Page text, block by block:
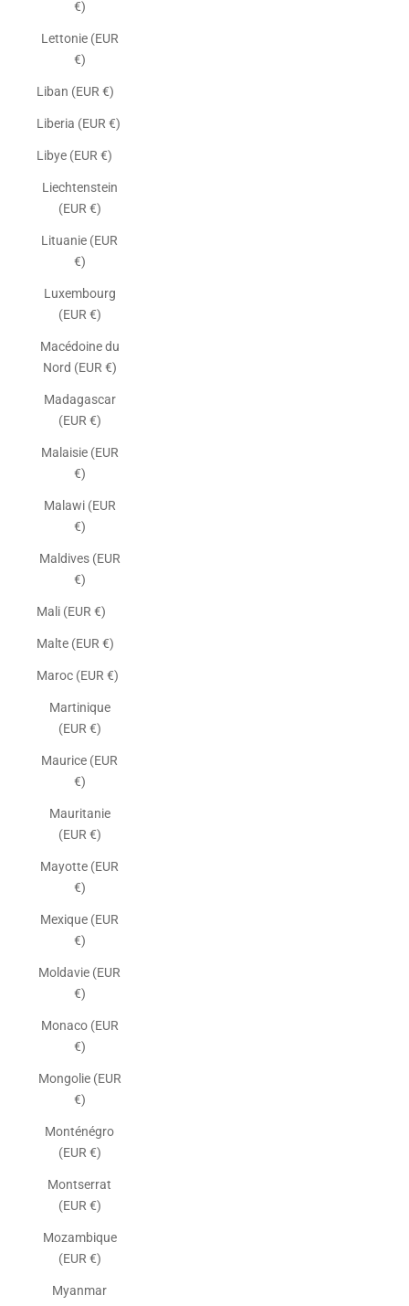
€)
Lettonie (EUR
€)
Liban (EUR €)
Liberia (EUR €)
Libye (EUR €)
Liechtenstein
(EUR €)
Lituanie (EUR
€)
Luxembourg
(EUR €)
Macédoine du
Nord (EUR €)
Madagascar
(EUR €)
Malaisie (EUR
€)
Malawi (EUR
€)
Maldives (EUR
€)
Mali (EUR €)
Malte (EUR €)
Maroc (EUR €)
Martinique
(EUR €)
Maurice (EUR
€)
Mauritanie
(EUR €)
Mayotte (EUR
€)
Mexique (EUR
€)
Moldavie (EUR
€)
Monaco (EUR
€)
Mongolie (EUR
€)
Monténégro
(EUR €)
Montserrat
(EUR €)
Mozambique
(EUR €)
Myanmar